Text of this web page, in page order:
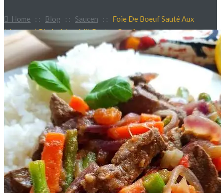
Home : : Blog : : Saucen : : Foie De Boeuf Sauté Aux
Légumes | Rinderleber Mit Bunten Gemüse